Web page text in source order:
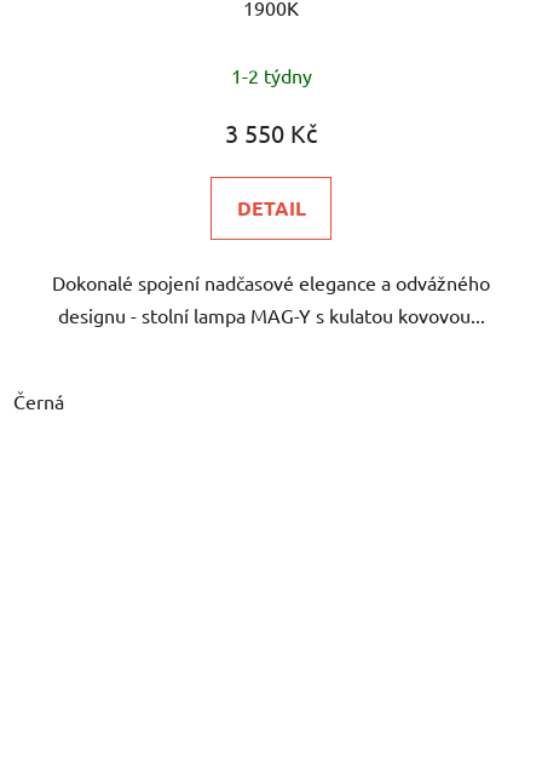
1900K
1-2 týdny
3 550 Kč
DETAIL
Dokonalé spojení nadčasové elegance a odvážného
designu - stolní lampa MAG-Y s kulatou kovovou...
Černá